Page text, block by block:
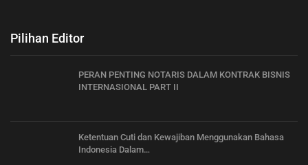
Pilihan Editor
PERAN PENTING NOTARIS DALAM KONTRAK BISNIS
INTERNASIONAL PART II
Ketentuan Cuti dan Kewajiban Menggunakan Bahasa
Indonesia Dalam…